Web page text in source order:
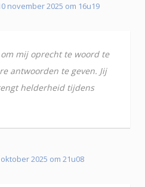
november 2025 om 16u19
mij oprecht te woord te
antwoorden te geven. Jij
helderheid tijdens
2025 om 21u08